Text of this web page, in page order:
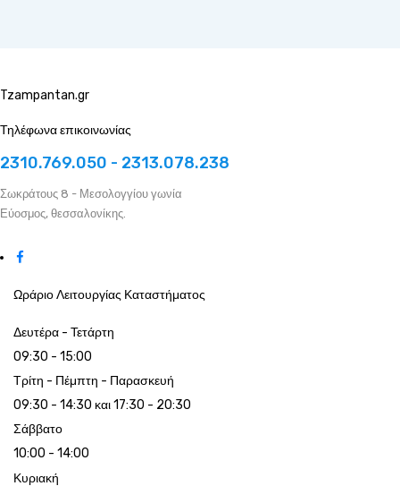
Tzampantan.gr
Τηλέφωνα επικοινωνίας
2310.769.050 - 2313.078.238
Σωκράτους 8 - Μεσολογγίου γωνία
Εύοσμος, θεσσαλονίκης.
Ωράριο Λειτουργίας Καταστήματος
Δευτέρα - Τετάρτη
09:30 - 15:00
Τρίτη - Πέμπτη - Παρασκευή
09:30 - 14:30 και 17:30 - 20:30
Σάββατο
10:00 - 14:00
Κυριακή